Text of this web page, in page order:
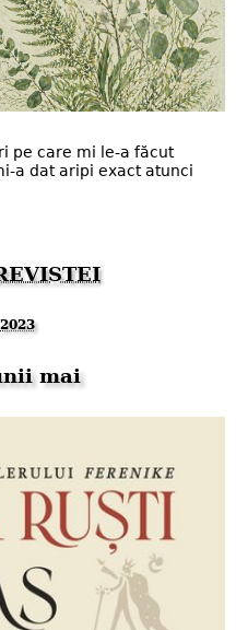
pe care mi le-a făcut
a dat aripi exact atunci
mai